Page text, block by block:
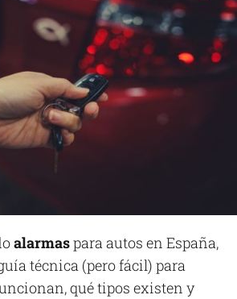
alarmaspara autos en España,
técnica (pero fácil) para
qué tipos existen y